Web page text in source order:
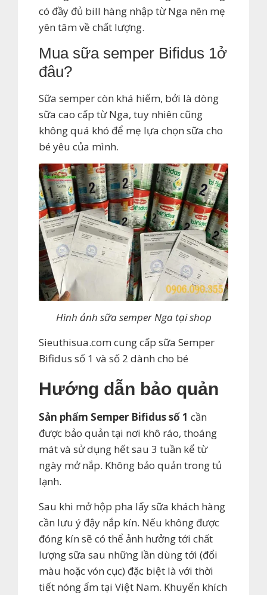
có đầy đủ bill hàng nhập từ Nga nên mẹ
yên tâm về chất lượng.
Mua sữa semper Bifidus 1ở
đâu?
Sữa semper còn khá hiếm, bởi là dòng
sữa cao cấp từ Nga, tuy nhiên cũng
không quá khó để mẹ lựa chọn sữa cho
bé yêu của mình.
Hình ảnh sữa semper Nga tại shop
Sieuthisua.com cung cấp sữa Semper
Bifidus số 1 và số 2 dành cho bé
Hướng dẫn bảo quản
Sản phẩm Semper Bifidus số 1 cần
được bảo quản tại nơi khô ráo, thoáng
mát và sử dụng hết sau 3 tuần kể từ
ngày mở nắp. Không bảo quản trong tủ
lạnh.
Sau khi mở hộp pha lấy sữa khách hàng
cần lưu ý đậy nắp kín. Nếu không được
đóng kín sẽ có thể ảnh hưởng tới chất
lượng sữa sau những lần dùng tới (đổi
màu hoặc vón cục) đặc biệt là với thời
tiết nóng ẩm tại Việt Nam. Khuyến khích